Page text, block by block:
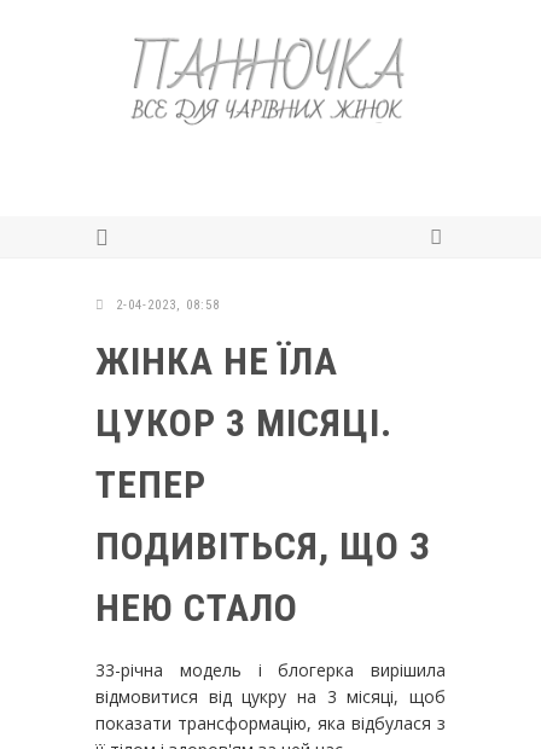
2-04-2023, 08:58
ЖІНКА НЕ ЇЛА
ЦУКОР 3 МІСЯЦІ.
ТЕПЕР
ПОДИВІТЬСЯ, ЩО З
НЕЮ СТАЛО
33-річна модель і блогерка вирішила
відмовитися від цукру на 3 місяці, щоб
показати трансформацію, яка відбулася з